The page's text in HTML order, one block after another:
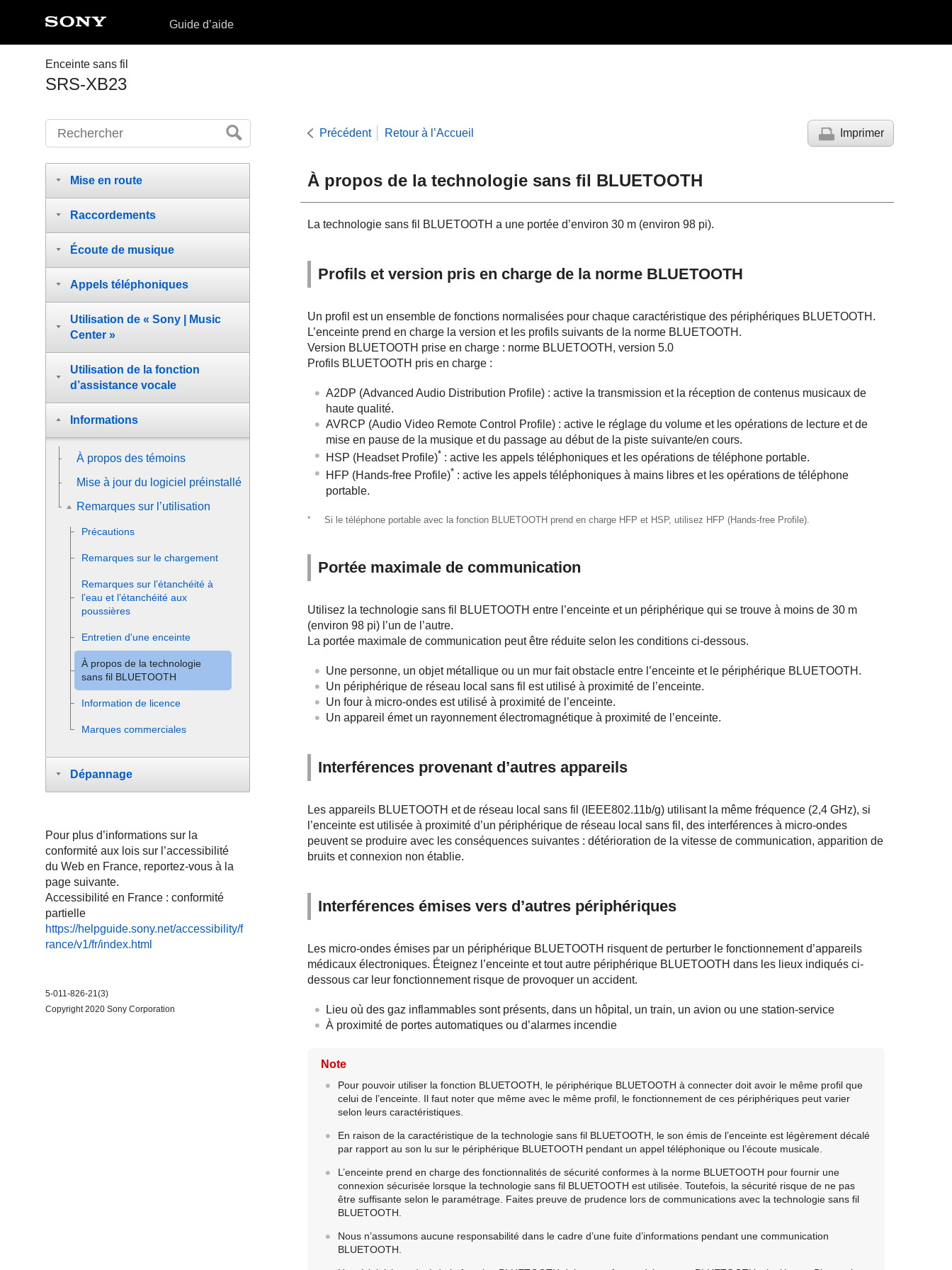
Guide d’aide
Enceinte sans fil
SRS-XB23
Précédent Retour à l’Accueil Imprimer
À propos de la technologie sans fil BLUETOOTH
La technologie sans fil BLUETOOTH a une portée d’environ 30 m (environ 98 pi).
Profils et version pris en charge de la norme BLUETOOTH
Un profil est un ensemble de fonctions normalisées pour chaque caractéristique des périphériques BLUETOOTH.
L’enceinte prend en charge la version et les profils suivants de la norme BLUETOOTH.
Version BLUETOOTH prise en charge : norme BLUETOOTH, version 5.0
Profils BLUETOOTH pris en charge :
A2DP (Advanced Audio Distribution Profile) : active la transmission et la réception de contenus musicaux de
haute qualité.
AVRCP (Audio Video Remote Control Profile) : active le réglage du volume et les opérations de lecture et de
mise en pause de la musique et du passage au début de la piste suivante/en cours.
HSP (Headset Profile)* : active les appels téléphoniques et les opérations de téléphone portable.
HFP (Hands-free Profile)* : active les appels téléphoniques à mains libres et les opérations de téléphone
portable.
* Si le téléphone portable avec la fonction BLUETOOTH prend en charge HFP et HSP, utilisez HFP (Hands-free Profile).
Portée maximale de communication
Utilisez la technologie sans fil BLUETOOTH entre l’enceinte et un périphérique qui se trouve à moins de 30 m
(environ 98 pi) l’un de l’autre.
La portée maximale de communication peut être réduite selon les conditions ci-dessous.
Une personne, un objet métallique ou un mur fait obstacle entre l’enceinte et le périphérique BLUETOOTH.
Un périphérique de réseau local sans fil est utilisé à proximité de l’enceinte.
Un four à micro-ondes est utilisé à proximité de l’enceinte.
Un appareil émet un rayonnement électromagnétique à proximité de l’enceinte.
Interférences provenant d’autres appareils
Les appareils BLUETOOTH et de réseau local sans fil (IEEE802.11b/g) utilisant la même fréquence (2,4 GHz), si
l’enceinte est utilisée à proximité d’un périphérique de réseau local sans fil, des interférences à micro-ondes
peuvent se produire avec les conséquences suivantes : détérioration de la vitesse de communication, apparition de
bruits et connexion non établie.
Interférences émises vers d’autres périphériques
Les micro-ondes émises par un périphérique BLUETOOTH risquent de perturber le fonctionnement d’appareils
médicaux électroniques. Éteignez l’enceinte et tout autre périphérique BLUETOOTH dans les lieux indiqués ci-
dessous car leur fonctionnement risque de provoquer un accident.
Lieu où des gaz inflammables sont présents, dans un hôpital, un train, un avion ou une station-service
À proximité de portes automatiques ou d’alarmes incendie
Note
Pour pouvoir utiliser la fonction BLUETOOTH, le périphérique BLUETOOTH à connecter doit avoir le même profil que
celui de l’enceinte. Il faut noter que même avec le même profil, le fonctionnement de ces périphériques peut varier
selon leurs caractéristiques.
En raison de la caractéristique de la technologie sans fil BLUETOOTH, le son émis de l’enceinte est légèrement décalé
par rapport au son lu sur le périphérique BLUETOOTH pendant un appel téléphonique ou l’écoute musicale.
L’enceinte prend en charge des fonctionnalités de sécurité conformes à la norme BLUETOOTH pour fournir une
connexion sécurisée lorsque la technologie sans fil BLUETOOTH est utilisée. Toutefois, la sécurité risque de ne pas
être suffisante selon le paramétrage. Faites preuve de prudence lors de communications avec la technologie sans fil
BLUETOOTH.
Nous n’assumons aucune responsabilité dans le cadre d’une fuite d’informations pendant une communication
BLUETOOTH.
Mise en route
Raccordements
Écoute de musique
Appels téléphoniques
Utilisation de « Sony | Music
Center »
Utilisation de la fonction
d’assistance vocale
Informations
À propos des témoins
Mise à jour du logiciel préinstallé
Remarques sur l’utilisation
Précautions
Remarques sur le chargement
Remarques sur l’étanchéité à
l’eau et l’étanchéité aux
poussières
Entretien d'une enceinte
À propos de la technologie
sans fil BLUETOOTH
Information de licence
Marques commerciales
Dépannage
Pour plus d’informations sur la
conformité aux lois sur l’accessibilité
du Web en France, reportez-vous à la
page suivante.
Accessibilité en France : conformité
partielle
https://helpguide.sony.net/accessibility/f
rance/v1/fr/index.html
5-011-826-21(3)
Copyright 2020 Sony Corporation